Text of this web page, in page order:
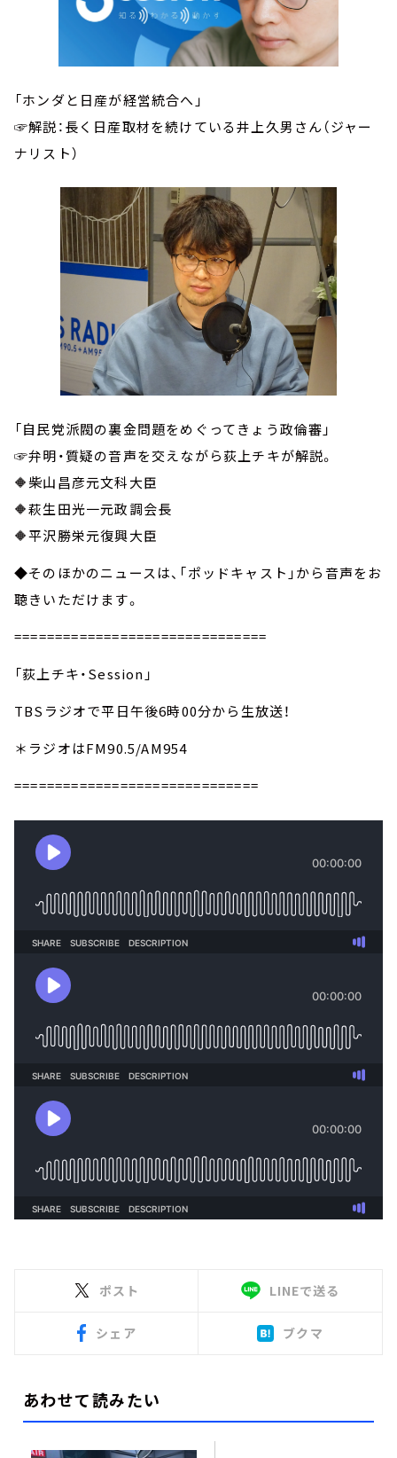
「ホンダと日産が経営統合へ」
☞解説：長く日産取材を続けている井上久男さん（ジャー
ナリスト）
「自民党派閥の裏金問題をめぐってきょう政倫審」
☞弁明・質疑の音声を交えながら荻上チキが解説。
🔶柴山昌彦元文科大臣
🔶萩生田光一元政調会長
🔶平沢勝栄元復興大臣
◆そのほかのニュースは、「ポッドキャスト」から音声をお
聴きいただけます。
===============================
「荻上チキ・Session」
TBSラジオで平日午後6時00分から生放送！
＊ラジオはFM90.5/AM954
==============================
ポスト LINEで送る
シェア ブクマ
あわせて読みたい